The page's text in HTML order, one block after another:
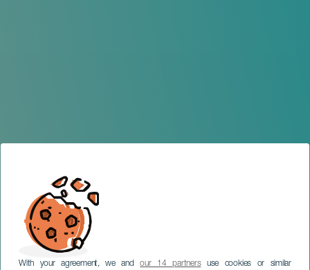
With your agreement, we andour 14 partnersuse cookies or similar